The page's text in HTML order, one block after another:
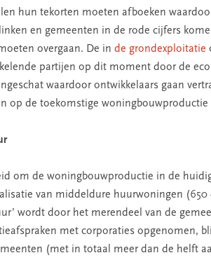
hun tekorten moeten afboeken
en gemeenten in de rode cijfers
overgaan. De in de grondexploitatie
partijen op dit moment door de
waardoor ontwikkelaars gaan
op de toekomstige woningbouwproductie
om de woningbouwproductie in de
van middeldure huurwoningen
wordt door het merendeel van de
met corporaties opgenomen,
(met in totaal meer dan de helft
SEGMENT